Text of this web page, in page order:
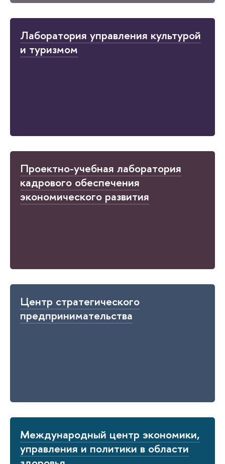
Лаборатория управления культурой
и туризмом
Проектно-учебная лаборатория
кадрового обеспечения
экономического развития
Центр стратегического
предпринимательства
Международный центр экономики,
управления и политики в области